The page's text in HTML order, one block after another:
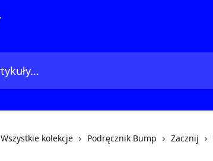
Wszystkie kolekcje Podręcznik Bump Zacznij